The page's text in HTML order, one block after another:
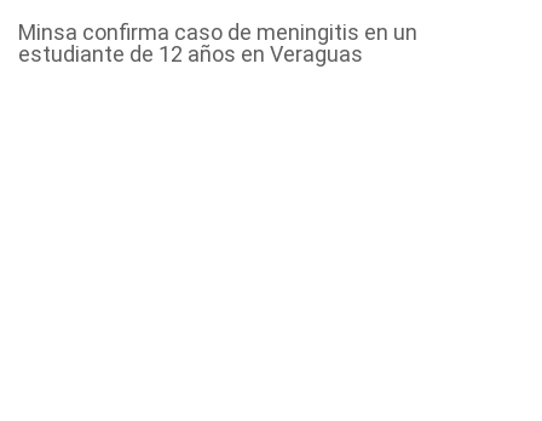
Minsa confirma caso de meningitis en un
estudiante de 12 años en Veraguas